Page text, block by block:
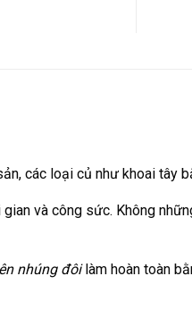
các loại củ như khoai tây
và công sức. Không
nhúng đôilàm hoàn toàn